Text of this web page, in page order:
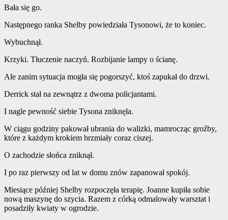
Bała się go.
Następnego ranka Shelby powiedziała Tysonowi, że to koniec.
Wybuchnął.
Krzyki. Tłuczenie naczyń. Rozbijanie lampy o ścianę.
Ale zanim sytuacja mogła się pogorszyć, ktoś zapukał do drzwi.
Derrick stał na zewnątrz z dwoma policjantami.
I nagle pewność siebie Tysona zniknęła.
W ciągu godziny pakował ubrania do walizki, mamrocząc groźby,
które z każdym krokiem brzmiały coraz ciszej.
O zachodzie słońca zniknął.
I po raz pierwszy od lat w domu znów zapanował spokój.
Miesiące później Shelby rozpoczęła terapię. Joanne kupiła sobie
nową maszynę do szycia. Razem z córką odmalowały warsztat i
posadziły kwiaty w ogrodzie.